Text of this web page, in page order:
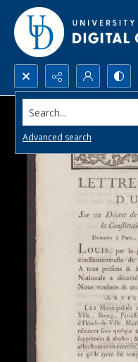
Search...
Advanced search